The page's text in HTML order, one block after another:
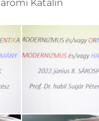
Katalin